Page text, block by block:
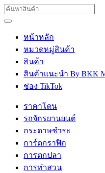
หน้าหลัก
หมวดหมู่สินค้า
สินค้า
สินค้าแนะนำ By BKK
ช่อง TikTok
ราคาโดน
รถจักรยานยนต์
กระดาษชำระ
การ์ดกราฟิก
การตกปลา
การทำสวน